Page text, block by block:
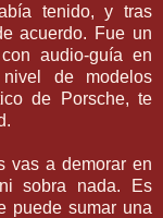
tenido, y tras
acuerdo. Fue un
audio-guía en
de modelos
de Porsche, te
vas a demorar en
sobra nada. Es
puede sumar una